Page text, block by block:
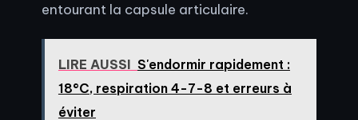
entourant la capsule articulaire.
LIRE AUSSI S'endormir rapidement :
18°C, respiration 4-7-8 et erreurs à
éviter